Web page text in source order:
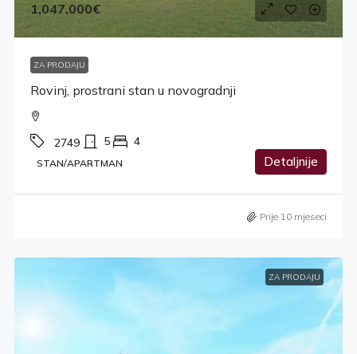
1,047,000€
ZA PRODAJU
Rovinj, prostrani stan u novogradnji
2749 5 4
STAN/APARTMAN Detaljnije
Prije 10 mjeseci
ZA PRODAJU